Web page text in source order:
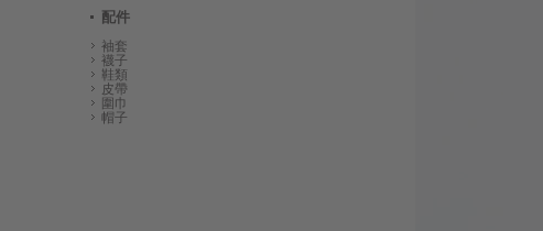
配件
袖套
襪子
鞋類
皮帶
圍巾
帽子